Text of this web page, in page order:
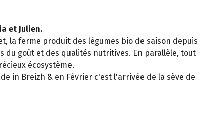
et Julien.
la ferme produit des légumes bio de saison depuis
du goût et des qualités nutritives. En parallèle, tout
écosystème.
in Breizh & en Février c'est l'arrivée de la sève de